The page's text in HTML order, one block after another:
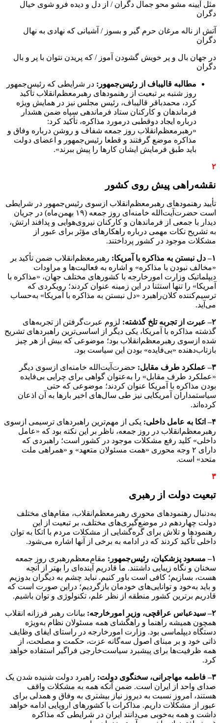
مثل آیینه مشو محو جمال دگران / از دل و دیده فرو شوی خیال
دگران
آتش از ناله مرغان حرم گیر و بسوز / آشیانی که نهادی به نهال
دگران
در جهان بال و پر خویش گشودن آموز / که پریدن نتوان با پر و بال
دگران
مطالبه قالیباف از رئیس‌جمهور: در شرایطی که رئیس‌جمهور
روز شنبه بر تبعیت از رهنمودهای رهبرمعظم‌انقلاب تأکید
کرد، محمدباقر قالیباف، رئیس مجلس نیز در همایش ویژه
فرماندهان و کارکنان ستاد فرماندهی سپاه ضمن هشدار
درباره ایجاد دوقطبی درمورد مذاکره، تأکید کرد:
«رهبرمعظم‌انقلاب روز جمعه شفاف و روشن درباره وفاق و
مذاکره موضع گرفتند و قطعا رئیس‌جمهور و اعضای دولت
باید طبق فرمایش ایشان کارها را پیش ببرند».
۲
نقشه‌راهی پیش روی کشور
تأیید رهنمودهای رهبرمعظم‌انقلاب ازسوی رئیس‌جمهور در شرایطی
است حضرت‌آیت‌الله خامنه‌ای روز جمعه (۱۹ بهمن‌ماه) در جریان
دیدار با جمعی از فرماندهان و کارکنان نیروی‌هوایی و پدافند ارتش،
به تشریح نکات مهمی درباره راهکارهای مؤثر برای عبور از
مشکلات موجود در کشور پرداختند.
۱–دل نبستن به مذاکره با آمریکا: رهبرمعظم‌انقلاب ضمن تأکید بر
«مخالف نبودن با مذاکره» و اشاره به فعالیت‌ها و مراودات
دیپلماتیک وزارت امورخارجه با کشورهای مختلف جهان، «مذاکره با
آمریکا» را تنها استثنا در این زمینه عنوان کردند؛ رویکردی که
ترسیم‌کننده کلان‌راهبرد «دل نبستن به مذاکره با آمریکا» به‌حساب
می‌آید.
۲– عبرت از تجربه تلخ گذشته: لزوم عبرت‌گرفتن از تجربه‌های
گذشته مذاکره با آمریکا، یکی دیگر از اساسی‌ترین راهبردهای تشریح
شده ازسوی رهبرمعظم‌انقلاب بود؛ موضوعی که بیش از هر چیز
بازتاب‌دهنده «بی‌فایده» بودن این سیاست بود.
۳– عملکرد طرف مقابل: حضرت‌آیت‌الله خامنه‌ای ازسوی دیگر
«عملکرد طرف مقابل» را به‌عنوان گواهی برای چرایی بی‌فایده
بودن مذاکره با آمریکا عنوان کردند؛ موضوعی که حتی
سیاستمداران آمریکایی نیز طی سال‌های اخیر بارها به آن اذعان
کرده‌اند.
۴– اتکا به عامل داخلی: یکی از مهم‌ترین راهبردهای ترسیمی ازسوی
رهبرمعظم‌انقلاب در روز جمعه، ناظر بر این نکته بود که «عامل
داخلی» کلید رفع مشکلات موجود در کشور است؛ راهبردی که
دارای ۲ وجه محوری «همت مسئولان متعهد» و «همراهی ملت
متحد» است.
۳
تبعیت دولت از رهبری
به‌دنبال رهنمودهای محوری رهبرمعظم‌انقلاب، مقام‌های مختلف
دولت چهاردهم در موضع‌گیری‌های مختلف، بر تبعیت از این
رهنمودها و تلاش برای گره‌گشایی از مشکلات مردم با اتکا به توان
داخلی تأکید کردند که در ادامه به برخی از آنها اشاره می‌شود.
۱– مسعود پزشکیان، رئیس‌جمهور: مقام‌معظم‌رهبری روز جمعه
سخنان و نگاه زیبایی داشتند. ما قادریم آینده‌ای را بهتر از آنچه
هست، بسازیم؛ کافی است باور کنیم. نباید چشم به دیگران بدوزیم
و باید به‌خود و توانایی‌های خودمان بازگردیم؛ دراین صورت است که
قادریم برترین کشور منطقه از نظر علم، تکنولوژی و توان باشیم.
۲–سیدعباس عراقچی، وزیر امورخارجه: بیانات رهبر فرزانه انقلاب
همچون همیشه راهنما و راهگشای همه مسئولان نظام به‌ویژه
دستگاه دیپلماسی بود. وزارت امورخارجه در راستای ایفای وظایف
ذاتی خود و بر مبنای اصول سه‌گانه عزت، حکمت و مصلحت، از
همه ظرفیت‌ها برای پیشبرد سیاست‌خارجی فراگیر استفاده خواهد
کرد.
۳–فاطمه مهاجرانی، سخنگوی دولت: راهبرد دولت شنیده شدن یک
صدای واحد از ایران است. ضمن آنکه همه به مشکلات واقف
هستند، امروز نسبت به دیروز نیاز بیشتری به وفاق و همدلی برای
عبور از مشکلات داریم. مذاکرات با کشورهای اروپایی ادامه خواهد
داشت و همه به‌خوبی می‌دانند ایران در شرایطی که مذاکره